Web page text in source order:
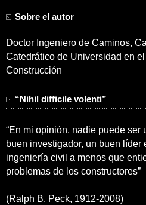
Sobre el autor
Doctor Ingeniero de Caminos,
Catedrático de Universidad en
Construcción
“Nihil difficile volenti”
“En mi opinión, nadie puede ser
buen investigador, un buen líder
ingeniería civil a menos que
problemas de los constructores”
(Ralph B. Peck, 1912-2008)